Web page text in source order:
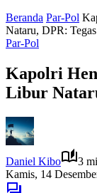
Beranda Par-Pol
Nataru, DPR:
Par-Pol
Kapolri
Libur
Daniel Kibo
3
Kamis, 14